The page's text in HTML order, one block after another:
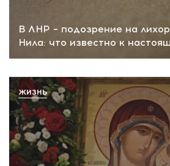
В ЛНР – подозрение на
Нила: что известно к
ЖИЗНЬ